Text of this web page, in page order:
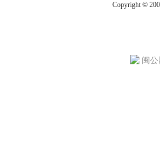
Copyright ©
闽公